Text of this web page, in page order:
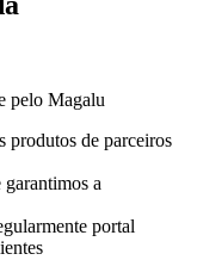
pelo Magalu
produtos de parceiros
a
portal